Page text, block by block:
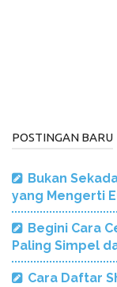
POSTINGAN BARU
Bukan
yang Mengerti
Begini Cara
Paling Simpel
Cara Daftar